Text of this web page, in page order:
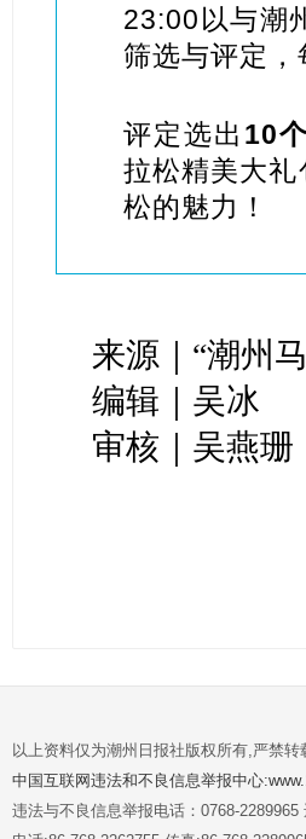
23:00以与潮
筛选与评定
评定选出 10
拉松精美大
松的魅力！
来源｜“潮州
编辑｜吴冰
审核｜吴燕珊
以上资料仅为潮州日报社版权所有,严禁
中国互联网违法和不良信息举报中心
违法与不良信息举报电话：0768-